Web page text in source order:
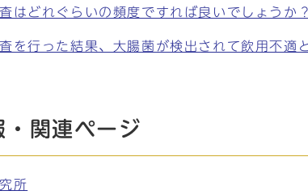
はどれぐらいの頻度ですれば良いでしょうか？
を行った結果、大腸菌が検出されて飲用不適
・関連ページ
所